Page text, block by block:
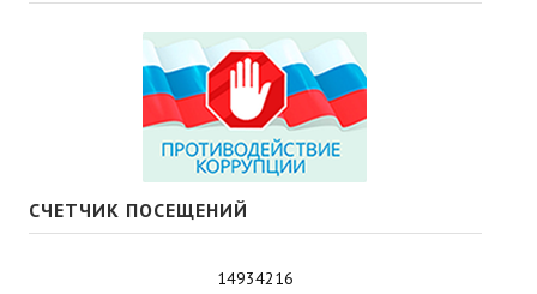
СЧЕТЧИК ПОСЕЩЕНИЙ
14934216